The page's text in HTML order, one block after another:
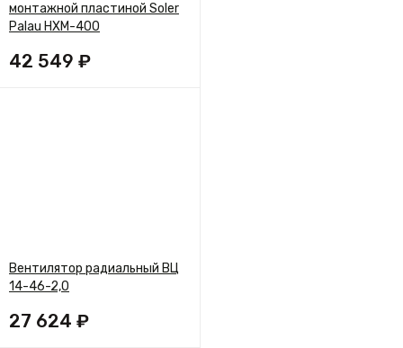
монтажной пластиной Soler
Palau HXM-400
42 549 ₽
Вентилятор радиальный ВЦ
14-46-2,0
27 624 ₽